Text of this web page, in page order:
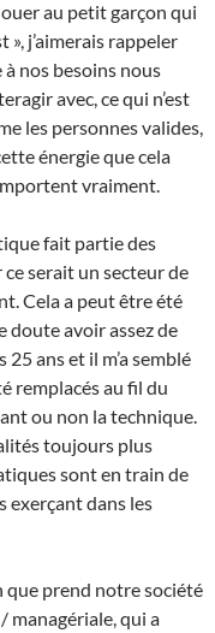
au petit garçon qui
», j’aimerais rappeler
nos besoins nous
avec, ce qui n’est
les personnes valides,
énergie que cela
vraiment.
fait partie des
serait un secteur de
Cela a peut être été
doute avoir assez de
ans et il m’a semblé
remplacés au fil du
ou non la technique.
toujours plus
sont en train de
exerçant dans les
prend notre société
managériale, qui a